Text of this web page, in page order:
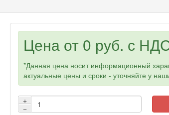
Цена от 0 руб. с
*Данная цена носит информационный
актуальные цены и сроки - уточняйте у
+
−